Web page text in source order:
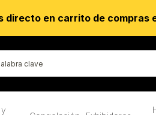
directo en carrito de